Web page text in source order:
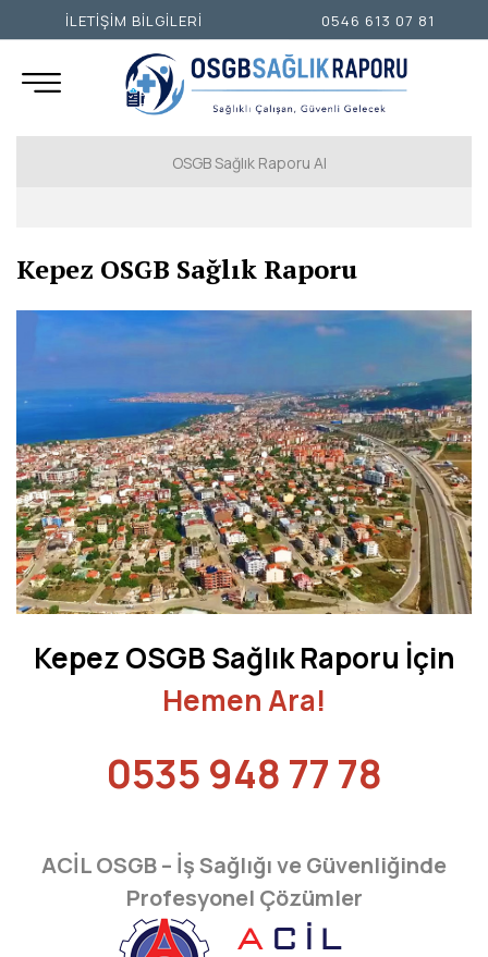
OSGB Sağlık Raporu Al
İSTANBUL ANADOLU YAKASI
ANKARA
ADANA
ADIYAMAN
AFYONKARAHİSAR
AĞRI
AKSARAY
ANTALYA
BALIKESİR
Kepez OSGB Sağlık Raporu
KepezOSGB Sağlık Raporu İçin
Hemen Ara!
0535 948 77 78
ACİL OSGB – İş Sağlığı ve Güvenliğinde
Profesyonel Çözümler
İLETİŞİM BİLGİLERİ 0546 613 07 81